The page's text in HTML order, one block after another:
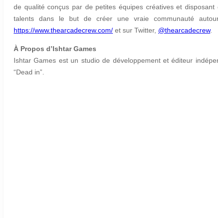
de qualité conçus par de petites équipes créatives et
talents dans le but de créer une vraie communauté
https://www.thearcadecrew.com/ et sur Twitter, @thearcadecrew.
À Propos d’Ishtar Games
Ishtar Games est un studio de développement et éditeur
“Dead in”.